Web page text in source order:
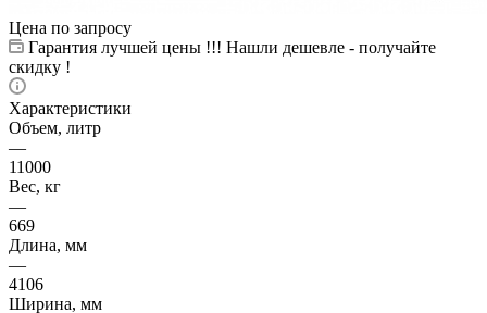
Цена по запросу
Гарантия лучшей цены !!! Нашли дешевле - получайте
скидку !
Характеристики
Объем, литр
—
11000
Вес, кг
—
669
Длина, мм
—
4106
Ширина, мм